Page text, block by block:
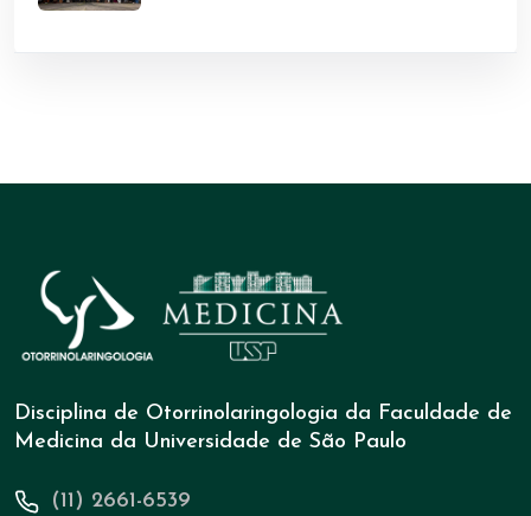
Disciplina de Otorrinolaringologia da Faculdade de
Medicina da Universidade de São Paulo
(11) 2661-6539